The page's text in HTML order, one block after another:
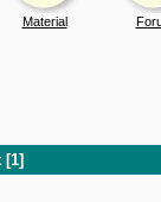
Material
[1]